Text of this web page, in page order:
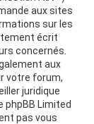
aux sites
sur les
écrit
concernés.
aux
votre forum,
juridique
phpBB Limited
pas vous